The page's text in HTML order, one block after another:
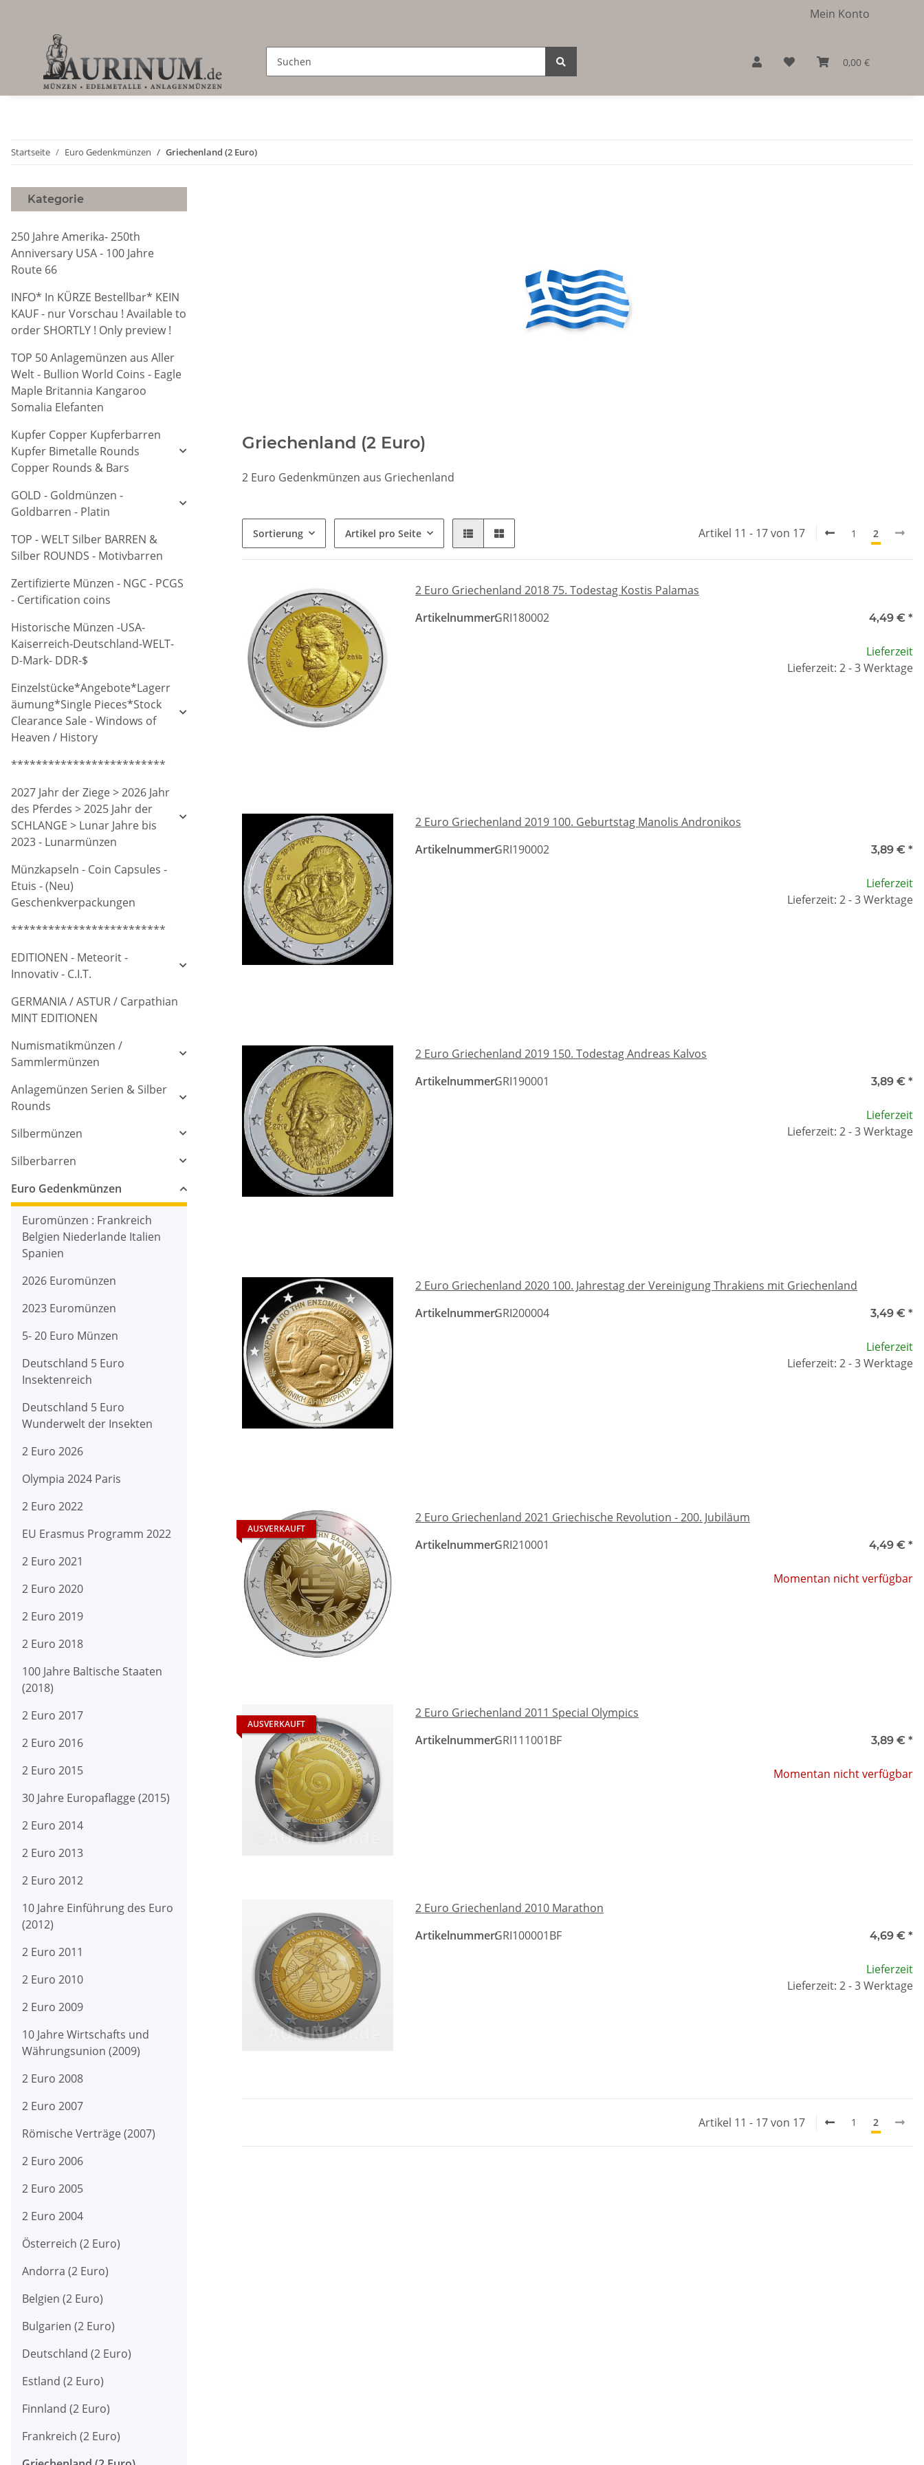
Mein Konto
0,00 €
Startseite Euro Gedenkmünzen Griechenland (2 Euro)
Griechenland (2 Euro)
2 Euro Gedenkmünzen aus Griechenland
Sortierung Artikel pro Seite Artikel 11 - 17 von 17 1 2
2 Euro Griechenland 2018 75. Todestag Kostis Palamas
Artikelnummer:GRI180002 4,49 € *
Lieferzeit
Lieferzeit: 2 - 3 Werktage
2 Euro Griechenland 2019 100. Geburtstag Manolis Andronikos
Artikelnummer:GRI190002 3,89 € *
Lieferzeit
Lieferzeit: 2 - 3 Werktage
2 Euro Griechenland 2019 150. Todestag Andreas Kalvos
Artikelnummer:GRI190001 3,89 € *
Lieferzeit
Lieferzeit: 2 - 3 Werktage
2 Euro Griechenland 2020 100. Jahrestag der Vereinigung Thrakiens mit Griechenland
Artikelnummer:GRI200004 3,49 € *
Lieferzeit
Lieferzeit: 2 - 3 Werktage
AUSVERKAUFT
2 Euro Griechenland 2021 Griechische Revolution - 200. Jubiläum
Artikelnummer:GRI210001 4,49 € *
Momentan nicht verfügbar
AUSVERKAUFT
2 Euro Griechenland 2011 Special Olympics
Artikelnummer:GRI111001BF 3,89 € *
Momentan nicht verfügbar
2 Euro Griechenland 2010 Marathon
Artikelnummer:GRI100001BF 4,69 € *
Lieferzeit
Lieferzeit: 2 - 3 Werktage
Artikel 11 - 17 von 17 1 2
Kategorie
250 Jahre Amerika- 250th
Anniversary USA - 100 Jahre
Route 66
INFO* In KÜRZE Bestellbar* KEIN
KAUF - nur Vorschau ! Available to
order SHORTLY ! Only preview !
TOP 50 Anlagemünzen aus Aller
Welt - Bullion World Coins - Eagle
Maple Britannia Kangaroo
Somalia Elefanten
Kupfer Copper Kupferbarren
Kupfer Bimetalle Rounds
Copper Rounds & Bars
GOLD - Goldmünzen -
Goldbarren - Platin
TOP - WELT Silber BARREN &
Silber ROUNDS - Motivbarren
Zertifizierte Münzen - NGC - PCGS
- Certification coins
Historische Münzen -USA-
Kaiserreich-Deutschland-WELT-
D-Mark- DDR-$
Einzelstücke*Angebote*Lagerr
äumung*Single Pieces*Stock
Clearance Sale - Windows of
Heaven / History
*************************
2027 Jahr der Ziege > 2026 Jahr
des Pferdes > 2025 Jahr der
SCHLANGE > Lunar Jahre bis
2023 - Lunarmünzen
Münzkapseln - Coin Capsules -
Etuis - (Neu)
Geschenkverpackungen
*************************
EDITIONEN - Meteorit -
Innovativ - C.I.T.
GERMANIA / ASTUR / Carpathian
MINT EDITIONEN
Numismatikmünzen /
Sammlermünzen
Anlagemünzen Serien & Silber
Rounds
Silbermünzen
Silberbarren
Euro Gedenkmünzen
Euromünzen : Frankreich
Belgien Niederlande Italien
Spanien
2026 Euromünzen
2023 Euromünzen
5- 20 Euro Münzen
Deutschland 5 Euro
Insektenreich
Deutschland 5 Euro
Wunderwelt der Insekten
2 Euro 2026
Olympia 2024 Paris
2 Euro 2022
EU Erasmus Programm 2022
2 Euro 2021
2 Euro 2020
2 Euro 2019
2 Euro 2018
100 Jahre Baltische Staaten
(2018)
2 Euro 2017
2 Euro 2016
2 Euro 2015
30 Jahre Europaflagge (2015)
2 Euro 2014
2 Euro 2013
2 Euro 2012
10 Jahre Einführung des Euro
(2012)
2 Euro 2011
2 Euro 2010
2 Euro 2009
10 Jahre Wirtschafts und
Währungsunion (2009)
2 Euro 2008
2 Euro 2007
Römische Verträge (2007)
2 Euro 2006
2 Euro 2005
2 Euro 2004
Österreich (2 Euro)
Andorra (2 Euro)
Belgien (2 Euro)
Bulgarien (2 Euro)
Deutschland (2 Euro)
Estland (2 Euro)
Finnland (2 Euro)
Frankreich (2 Euro)